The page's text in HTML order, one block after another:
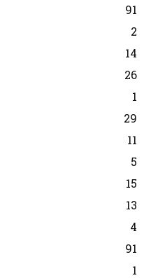
91
2
14
26
1
29
11
5
15
13
4
91
1